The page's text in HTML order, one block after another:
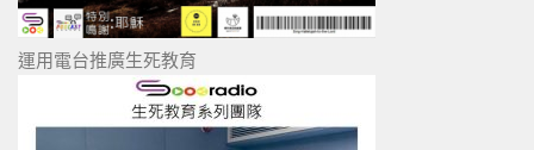
運用電台推廣生死教育